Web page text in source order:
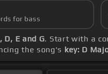
for bass
D, E and G. Start with a
the song's key: D